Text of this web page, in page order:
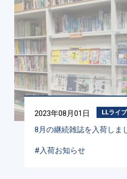
2023年08月01日 LLライ
8月の継続雑誌を入荷しま
#入荷お知らせ